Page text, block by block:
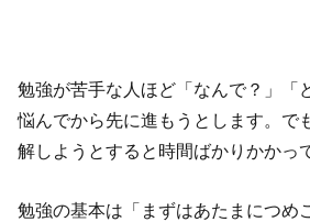
勉強が苦手な人ほど「なんで？」「
悩んでから先に進もうとします。で
解しようとすると時間ばかりかかっ
勉強の基本は「まずはあたまにつめ